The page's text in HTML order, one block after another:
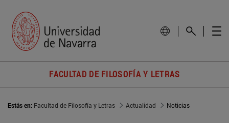
FACULTAD DE FILOSOFÍA Y LETRAS
Estás en: Facultad de Filosofía y Letras Actualidad Noticias